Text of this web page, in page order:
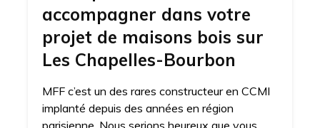
accompagner dans votre
projet de maisons bois sur
Les Chapelles-Bourbon
MFF c’est un des rares constructeur en CCMI
implanté depuis des années en région
parisienne. Nous serions heureux que vous